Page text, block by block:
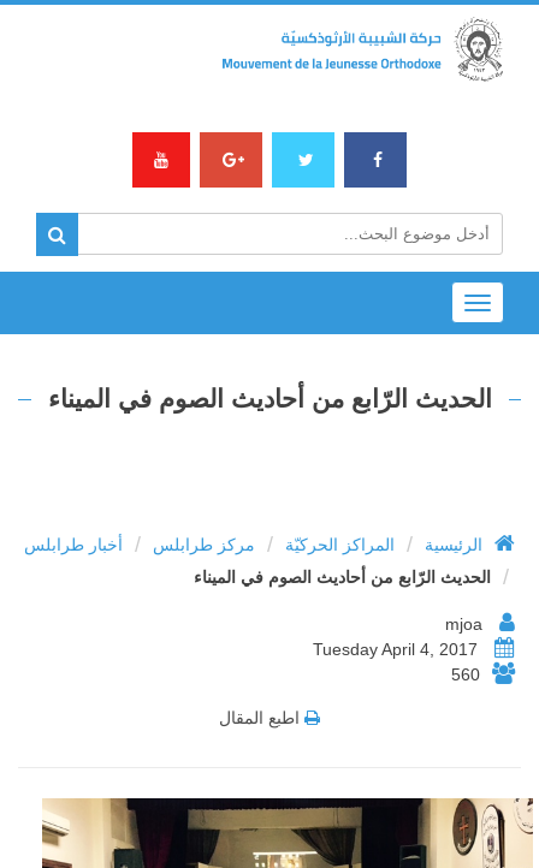
Toggle
navigation
الحديث الرّابع من أحاديث الصوم في الميناء
الرئيسية / المراكز الحركيّة / مركز طرابلس / أخبار طرابلس
/ الحديث الرّابع من أحاديث الصوم في الميناء
560
اطبع المقال